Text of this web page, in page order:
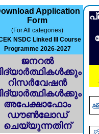
Application
Form
(For All categories)
NSDC Linked III Course
Programme 2026-2027
ജനറൽ
റിസർവേഷൻ
അപേക്ഷാഫോം
ഡൗൺലോഡ്
ചെയ്യുന്നതിന്